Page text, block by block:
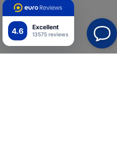
4.6 Excellent
13575 reviews